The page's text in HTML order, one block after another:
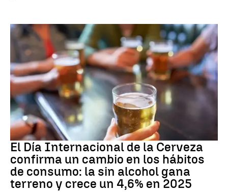
Día Internacional Cerveza
El Día Internacional de la Cerveza
confirma un cambio en los hábitos
de consumo: la sin alcohol gana
terreno y crece un 4,6% en 2025